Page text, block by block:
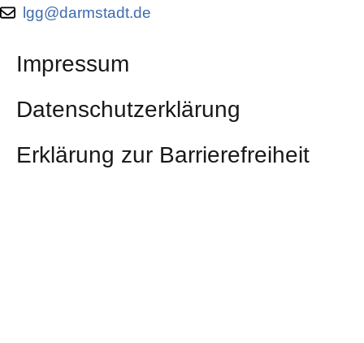
lgg@darmstadt.de
Impressum
Datenschutzerklärung
Erklärung zur Barrierefreiheit